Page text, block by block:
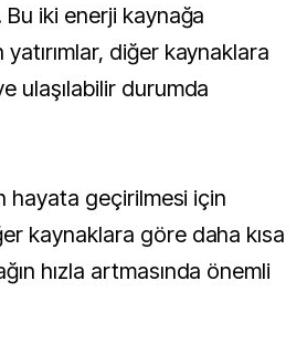
Bu iki enerji kaynağa
yatırımlar, diğer kaynaklara
ulaşılabilir durumda
hayata geçirilmesi için
kaynaklara göre daha kısa
hızla artmasında önemli